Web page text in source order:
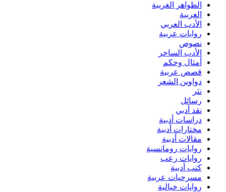
الظواهر الغريبة‏
العربية
الأدب العربي
روايات عربية
نصوص
الأدب الساخر
أمثال وحكم
قصص عربية
دواوين الشعر
نثر
رسائل
نقد أدبي
دراسات أدبية
مختارات أدبية
مقالات أدبية
روايات رومانسية
روايات رعب
كتب أدبية
مسرحيات عربية
روايات خيالية